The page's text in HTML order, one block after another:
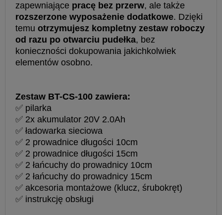
zapewniające pracę bez przerw, ale także
rozszerzone wyposażenie dodatkowe. Dzięki
temu otrzymujesz kompletny zestaw roboczy
od razu po otwarciu pudełka, bez
konieczności dokupowania jakichkolwiek
elementów osobno.
Zestaw BT-CS-100 zawiera:
✅ pilarka
✅ 2x akumulator 20V 2.0Ah
✅ ładowarka sieciowa
✅ 2 prowadnice długości 10cm
✅ 2 prowadnice długości 15cm
✅ 2 łańcuchy do prowadnicy 10cm
✅ 2 łańcuchy do prowadnicy 15cm
✅ akcesoria montażowe (klucz, śrubokręt)
✅ instrukcję obsługi